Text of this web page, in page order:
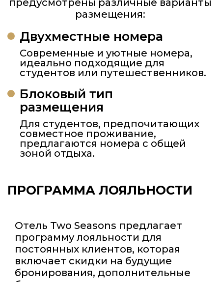
размещения:
Двухместные номера
Современные и уютные номера,
идеально подходящие для
студентов или путешественников.
Блоковый тип
размещения
Для студентов, предпочитающих
совместное проживание,
предлагаются номера с общей
зоной отдыха.
ПРОГРАММА ЛОЯЛЬНОСТИ
Отель Two Seasons предлагает
программу лояльности для
постоянных клиентов, которая
включает скидки на будущие
бронирования, дополнительные